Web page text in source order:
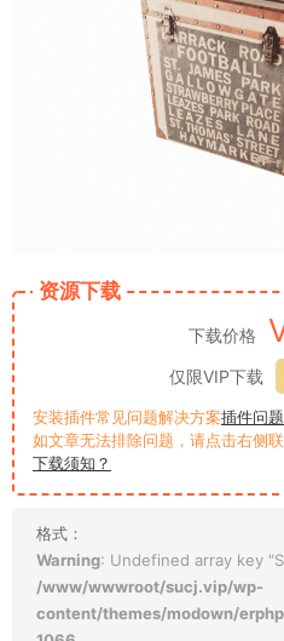
资源下载
下载价格
仅限VIP下载
安装插件常见问题解决方案插件问
如文章无法排除问题，请点击右侧联
下载须知？
格式：
Warning: Undefined array key
/www/wwwroot/sucj.vip/wp-
content/themes/modown/